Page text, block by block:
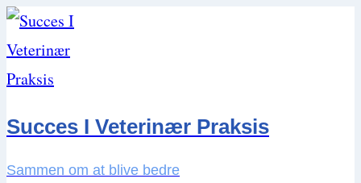
Skip
to
content
Succes I Veterinær Praksis
Sammen om at blive bedre